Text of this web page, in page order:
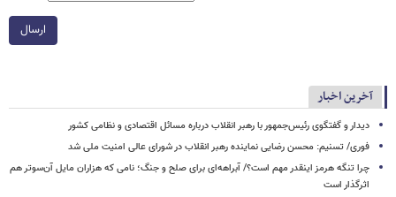
ارسال
آخرین اخبار
دیدار و گفتگوی رئیس‌جمهور با رهبر انقلاب درباره مسائل اقتصادی و نظامی کشور
فوری/ تسنیم: محسن رضایی نماینده رهبر انقلاب در شورای عالی امنیت ملی شد
چرا تنگه هرمز اینقدر مهم است؟/ آبراهه‌ای برای صلح و جنگ؛ نامی که هزاران مایل آن‌سوتر هم
اثرگذار است